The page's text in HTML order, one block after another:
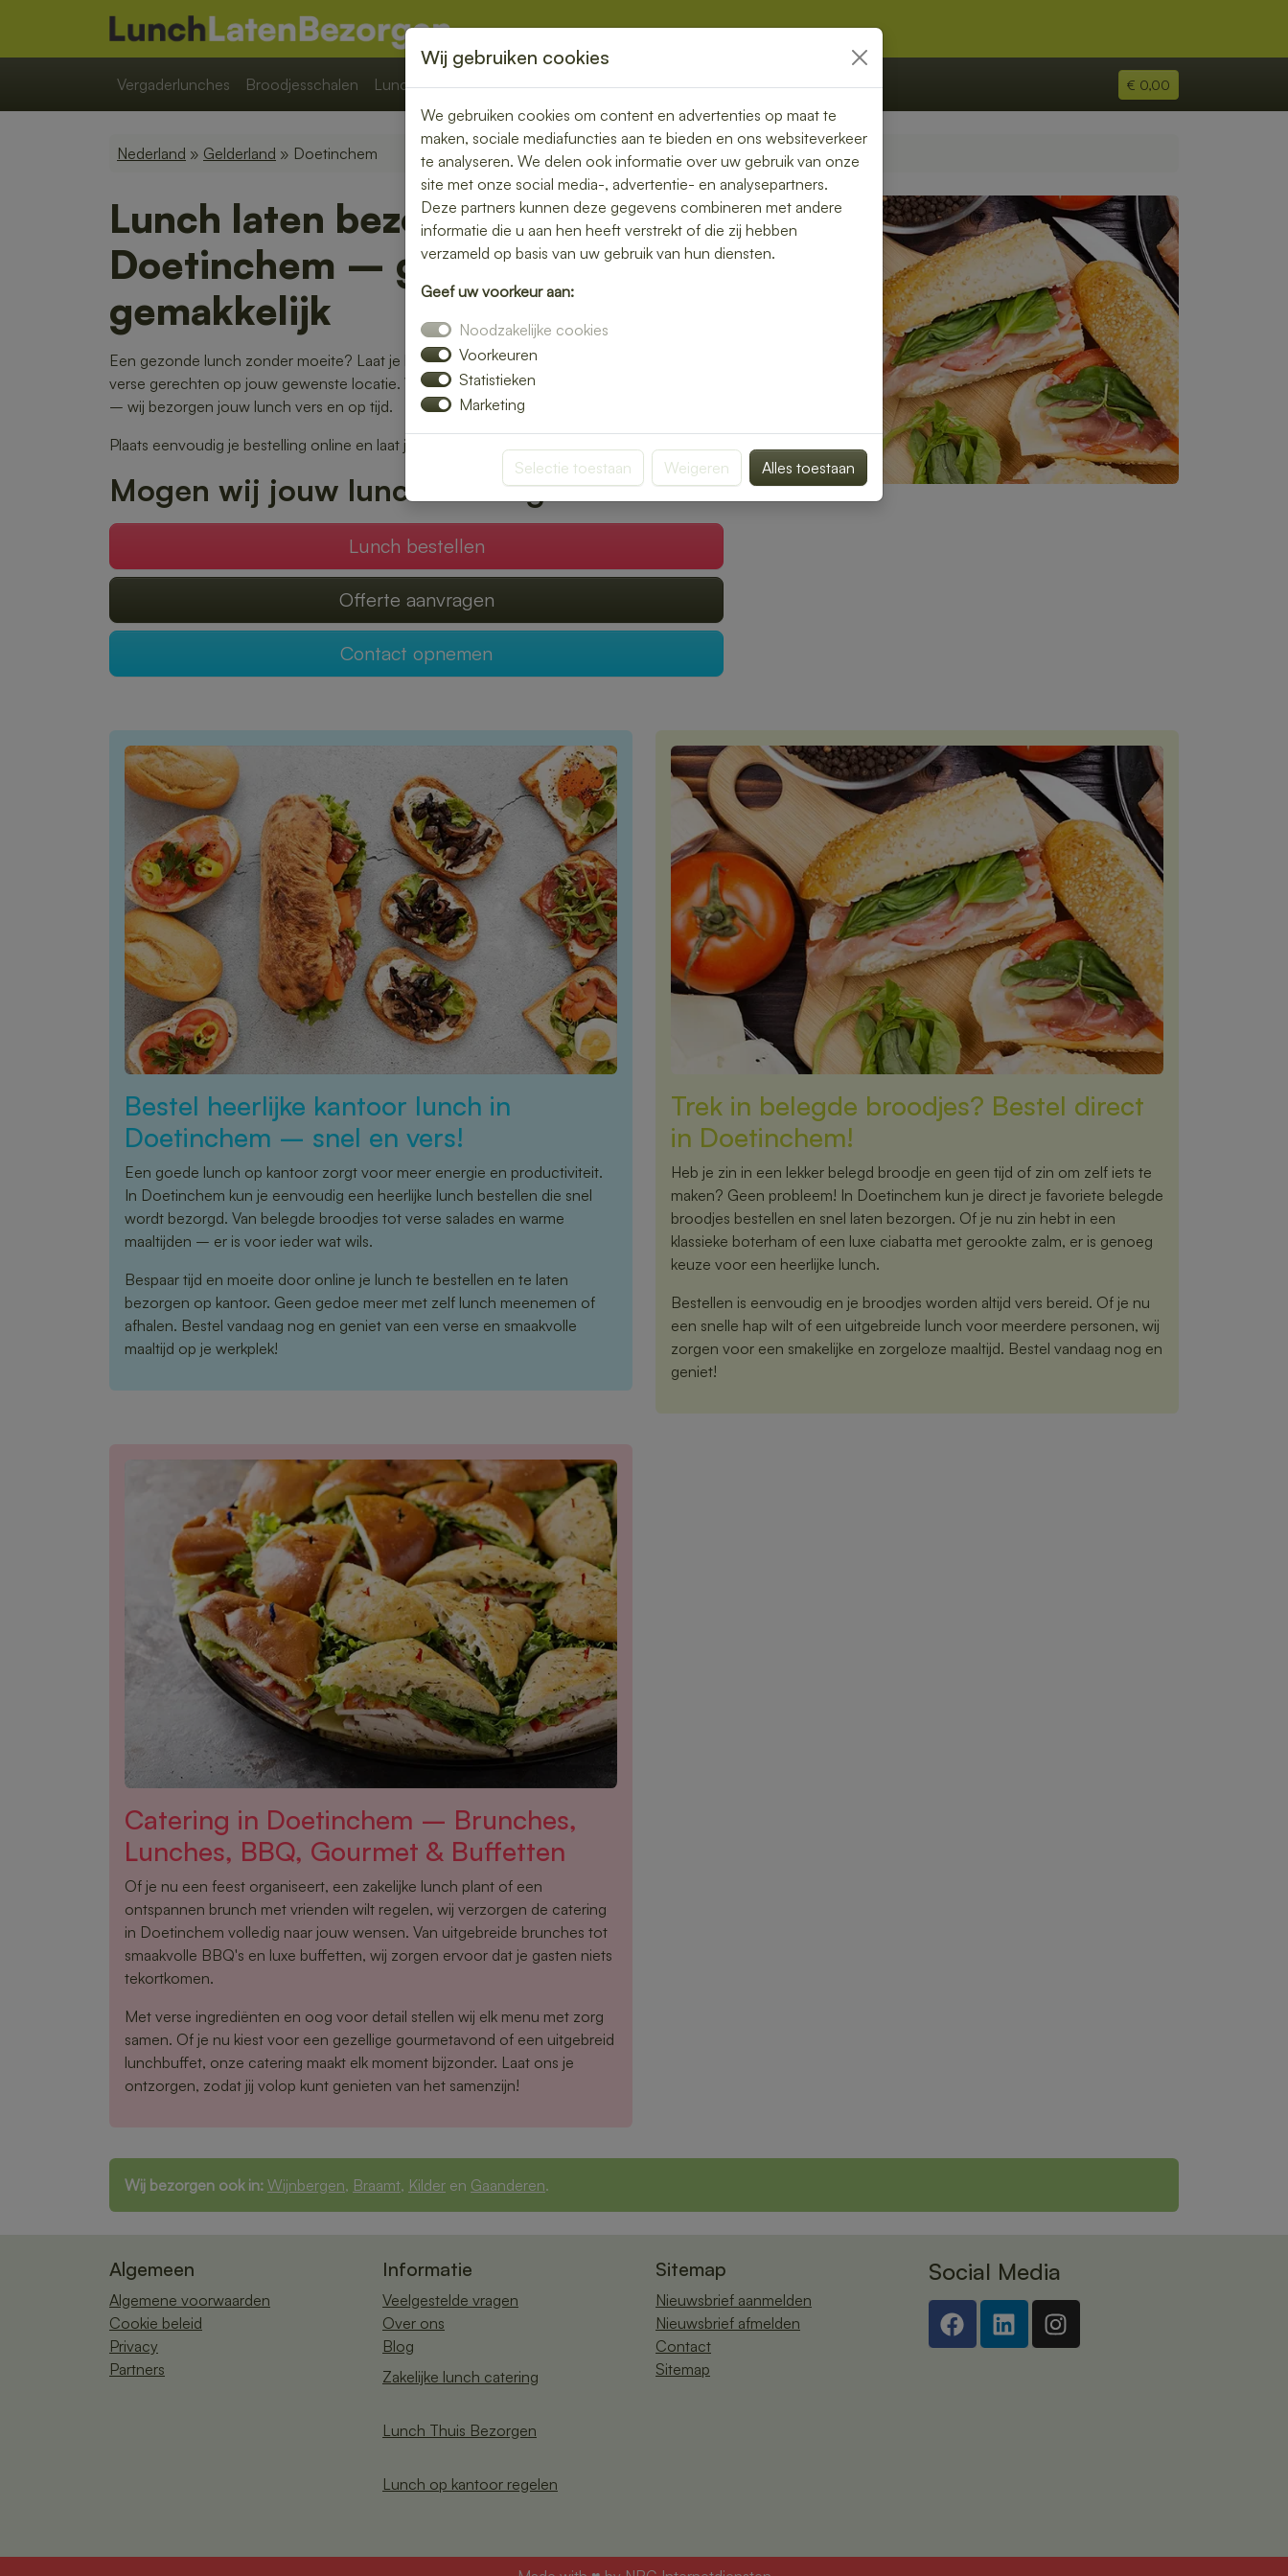
Vergaderlunches Broodjesschalen Lunchpakketten Overige € 0,00
Nederland » Gelderland » Doetinchem
Lunch laten bezorgen in
Doetinchem – gezond, vers en
gemakkelijk
Een gezonde lunch zonder moeite? Laat je lunch bezorgen in Doetinchem en geniet van
verse gerechten op jouw gewenste locatie. Van kleurrijke salades tot knapperige broodjes
– wij bezorgen jouw lunch vers en op tijd.
Plaats eenvoudig je bestelling online en laat je verrassen door smaak en kwaliteit.
Mogen wij jouw lunch verzorgen?
Lunch bestellen
Offerte aanvragen
Contact opnemen
Bestel heerlijke kantoor lunch in
Doetinchem – snel en vers!
Een goede lunch op kantoor zorgt voor meer energie en productiviteit.
In Doetinchem kun je eenvoudig een heerlijke lunch bestellen die snel
wordt bezorgd. Van belegde broodjes tot verse salades en warme
maaltijden – er is voor ieder wat wils.
Bespaar tijd en moeite door online je lunch te bestellen en te laten
bezorgen op kantoor. Geen gedoe meer met zelf lunch meenemen of
afhalen. Bestel vandaag nog en geniet van een verse en smaakvolle
maaltijd op je werkplek!
Trek in belegde broodjes? Bestel direct
in Doetinchem!
Heb je zin in een lekker belegd broodje en geen tijd of zin om zelf iets te
maken? Geen probleem! In Doetinchem kun je direct je favoriete belegde
broodjes bestellen en snel laten bezorgen. Of je nu zin hebt in een
klassieke boterham of een luxe ciabatta met gerookte zalm, er is genoeg
keuze voor een heerlijke lunch.
Bestellen is eenvoudig en je broodjes worden altijd vers bereid. Of je nu
een snelle hap wilt of een uitgebreide lunch voor meerdere personen, wij
zorgen voor een smakelijke en zorgeloze maaltijd. Bestel vandaag nog en
geniet!
Catering in Doetinchem – Brunches,
Lunches, BBQ, Gourmet & Buffetten
Of je nu een feest organiseert, een zakelijke lunch plant of een
ontspannen brunch met vrienden wilt regelen, wij verzorgen de catering
in Doetinchem volledig naar jouw wensen. Van uitgebreide brunches tot
smaakvolle BBQ's en luxe buffetten, wij zorgen ervoor dat je gasten niets
tekortkomen.
Met verse ingrediënten en oog voor detail stellen wij elk menu met zorg
samen. Of je nu kiest voor een gezellige gourmetavond of een uitgebreid
lunchbuffet, onze catering maakt elk moment bijzonder. Laat ons je
ontzorgen, zodat jij volop kunt genieten van het samenzijn!
Wij bezorgen ook in: Wijnbergen, Braamt, Kilder en Gaanderen.
Algemeen
Algemene voorwaarden
Cookie beleid
Privacy
Partners
Informatie
Veelgestelde vragen
Over ons
Blog
Zakelijke lunch catering
Lunch Thuis Bezorgen
Lunch op kantoor regelen
Sitemap
Nieuwsbrief aanmelden
Nieuwsbrief afmelden
Contact
Sitemap
Social Media
Wij gebruiken cookies
We gebruiken cookies om content en advertenties op maat te
maken, sociale mediafuncties aan te bieden en ons websiteverkeer
te analyseren. We delen ook informatie over uw gebruik van onze
site met onze social media-, advertentie- en analysepartners.
Deze partners kunnen deze gegevens combineren met andere
informatie die u aan hen heeft verstrekt of die zij hebben
verzameld op basis van uw gebruik van hun diensten.
Geef uw voorkeur aan:
Noodzakelijke cookies
Voorkeuren
Statistieken
Marketing
Selectie toestaan Weigeren Alles toestaan